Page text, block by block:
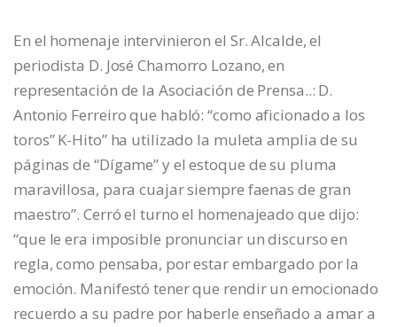
En el homenaje intervinieron el Sr. Alcalde, el
periodista D. José Chamorro Lozano, en
representación de la Asociación de Prensa..: D.
Antonio Ferreiro que habló: “como aficionado a los
toros” K-Hito” ha utilizado la muleta amplia de su
páginas de “Dígame” y el estoque de su pluma
maravillosa, para cuajar siempre faenas de gran
maestro”. Cerró el turno el homenajeado que dijo:
“que le era imposible pronunciar un discurso en
regla, como pensaba, por estar embargado por la
emoción. Manifestó tener que rendir un emocionado
recuerdo a su padre por haberle enseñado a amar a